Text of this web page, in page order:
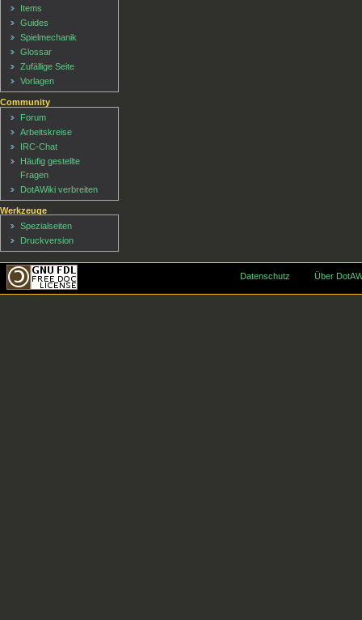
Items
Guides
Spielmechanik
Glossar
Zufällige Seite
Vorlagen
Community
Forum
Arbeitskreise
IRC-Chat
Häufig gestellte
Fragen
DotAWiki verbreiten
Werkzeuge
Spezialseiten
Druckversion
Datenschutz Über